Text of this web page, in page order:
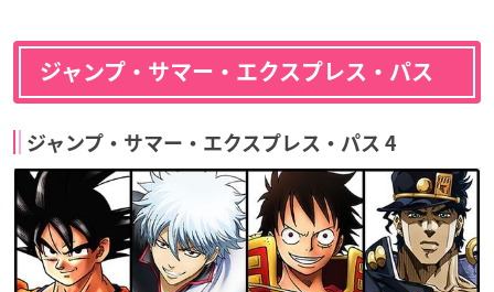
ジャンプ・サマー・エクスプレス・パス
ジャンプ・サマー・エクスプレス・パス 4